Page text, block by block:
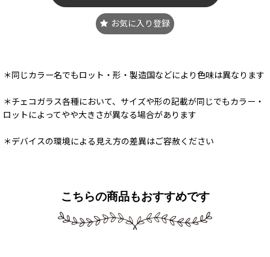
お気に入り登録
＊同じカラー名でもロット・形・製造国などにより色味は異なります
＊チェコガラス各種において、サイズや形の記載が同じでもカラー・
ロットによってやや大きさが異なる場合があります
＊デバイスの環境による見え方の差異はご容赦ください
こちらの商品もおすすめです